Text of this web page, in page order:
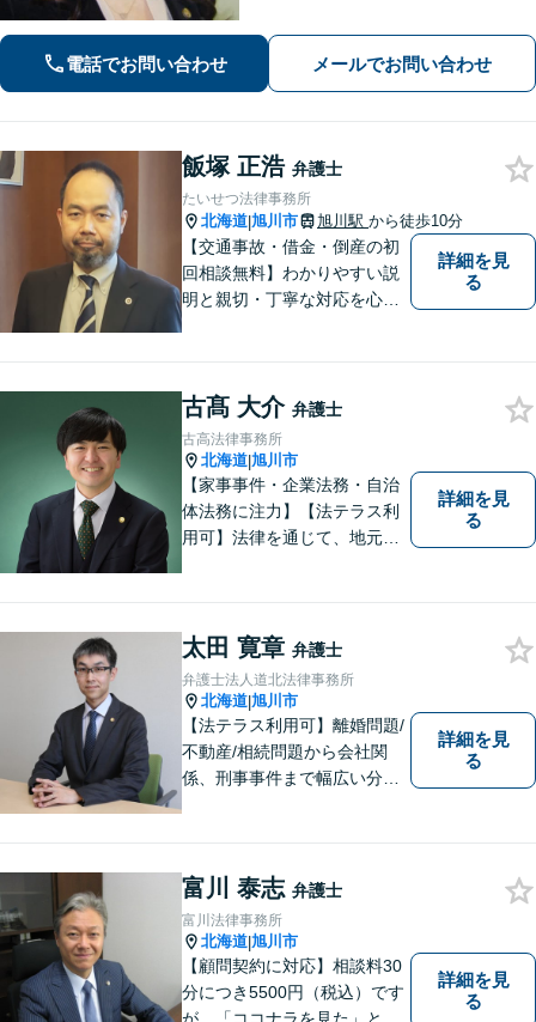
くりお伺いすること。お気軽にご相談
ください【初回40分無料相談】
電話でお問い合わせ メールでお問い合わせ
飯塚 正浩 弁護士
たいせつ法律事務所
北海道|旭川市 旭川駅 から徒歩10分
【交通事故・借金・倒産の初
回相談無料】わかりやすい説
明と親切・丁寧な対応を心が
ず初めての方でもお気軽にご
相談ください。【弁護士歴２
０年】
詳細を見
る
古髙 大介 弁護士
古高法律事務所
北海道|旭川市
【家事事件・企業法務・自治
体法務に注力】【法テラス利
用可】法律を通じて、地元の
る「信頼できる弁護士」を目
指しています。【夜間や休日
相談も対応可能】【旭川市の
総合法律事務所】
詳細を見
る
太田 寛章 弁護士
弁護士法人道北法律事務所
北海道|旭川市
【法テラス利用可】離婚問題/
不動産/相続問題から会社関
係、刑事事件まで幅広い分野
とを目指しております。お困
りの際は、お気軽にご相談く
ださい。
詳細を見
る
富川 泰志 弁護士
富川法律事務所
北海道|旭川市
【顧問契約に対応】相談料30
分につき5500円（税込）です
詳細を見
る